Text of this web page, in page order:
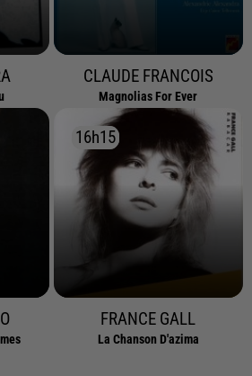
CLAUDE FRANCOIS
Magnolias For Ever
16h15
16h15
FRANCE GALL
La Chanson D'azima